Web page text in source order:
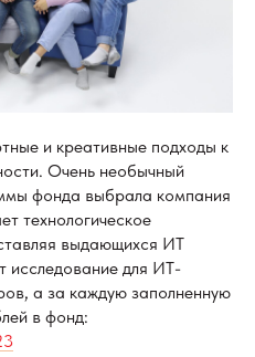
и креативные подходы к
Очень необычный
фонда выбрала компания
технологическое
выдающихся ИТ
исследование для ИТ-
а за каждую заполненную
в фонд: